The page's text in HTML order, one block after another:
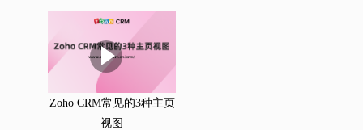
Zoho CRM常见的3种主页
视图